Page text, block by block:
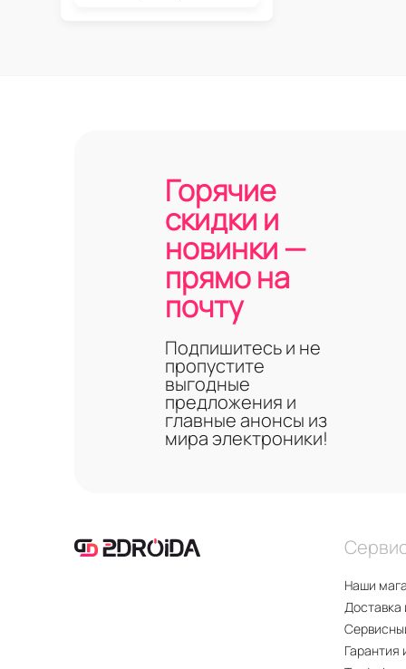
Горячие
скидки и
новинки —
прямо на
почту
Подпишитесь и не
пропустите
выгодные
предложения и
главные анонсы из
мира электроники!
Наши
Доставка
Гарантия